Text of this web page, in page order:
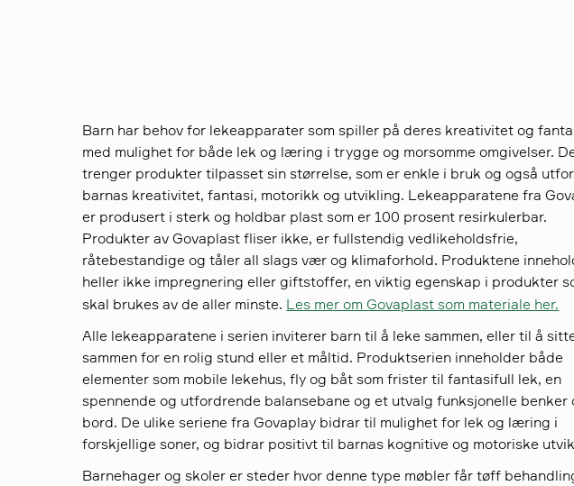
Barn har behov for lekeapparater som spiller på deres kreativitet og
med mulighet for både lek og læring i trygge og morsomme omgivelser.
trenger produkter tilpasset sin størrelse, som er enkle i bruk og også
barnas kreativitet, fantasi, motorikk og utvikling. Lekeapparatene fra
er produsert i sterk og holdbar plast som er 100 prosent resirkulerbar.
Produkter av Govaplast fliser ikke, er fullstendig vedlikeholdsfrie,
råtebestandige og tåler all slags vær og klimaforhold. Produktene
heller ikke impregnering eller giftstoffer, en viktig egenskap i produkter
skal brukes av de aller minste. Les mer om Govaplast som materiale her.
Alle lekeapparatene i serien inviterer barn til å leke sammen, eller til å
sammen for en rolig stund eller et måltid. Produktserien inneholder både
elementer som mobile lekehus, fly og båt som frister til fantasifull lek, en
spennende og utfordrende balansebane og et utvalg funksjonelle benker
bord. De ulike seriene fra Govaplay bidrar til mulighet for lek og læring i
forskjellige soner, og bidrar positivt til barnas kognitive og motoriske
Barnehager og skoler er steder hvor denne type møbler får tøff